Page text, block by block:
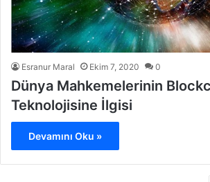
Esranur Maral Ekim 7, 2020 0
Dünya Mahkemelerinin
Teknolojisine İlgisi
Devamını Oku »